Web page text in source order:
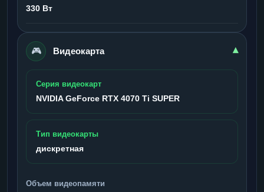
330 Вт
🎮 Видеокарта ▾
Серия видеокарт
NVIDIA GeForce RTX 4070 Ti SUPER
Тип видеокарты
дискретная
Объем видеопамяти